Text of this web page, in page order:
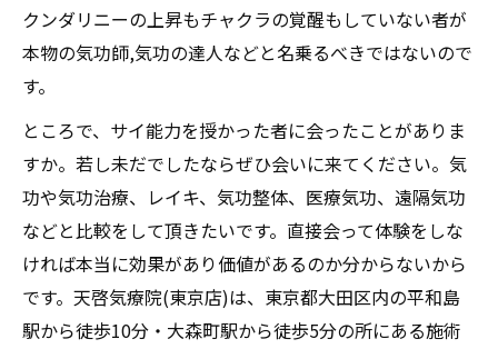
クンダリニーの上昇もチャクラの覚醒もしていない者が
本物の気功師,気功の達人などと名乗るべきではないので
す。
ところで、サイ能力を授かった者に会ったことがありま
すか。若し未だでしたならぜひ会いに来てください。気
功や気功治療、レイキ、気功整体、医療気功、遠隔気功
などと比較をして頂きたいです。直接会って体験をしな
ければ本当に効果があり価値があるのか分からないから
です。天啓気療院(東京店)は、東京都大田区内の平和島
駅から徒歩10分・大森町駅から徒歩5分の所にある施術